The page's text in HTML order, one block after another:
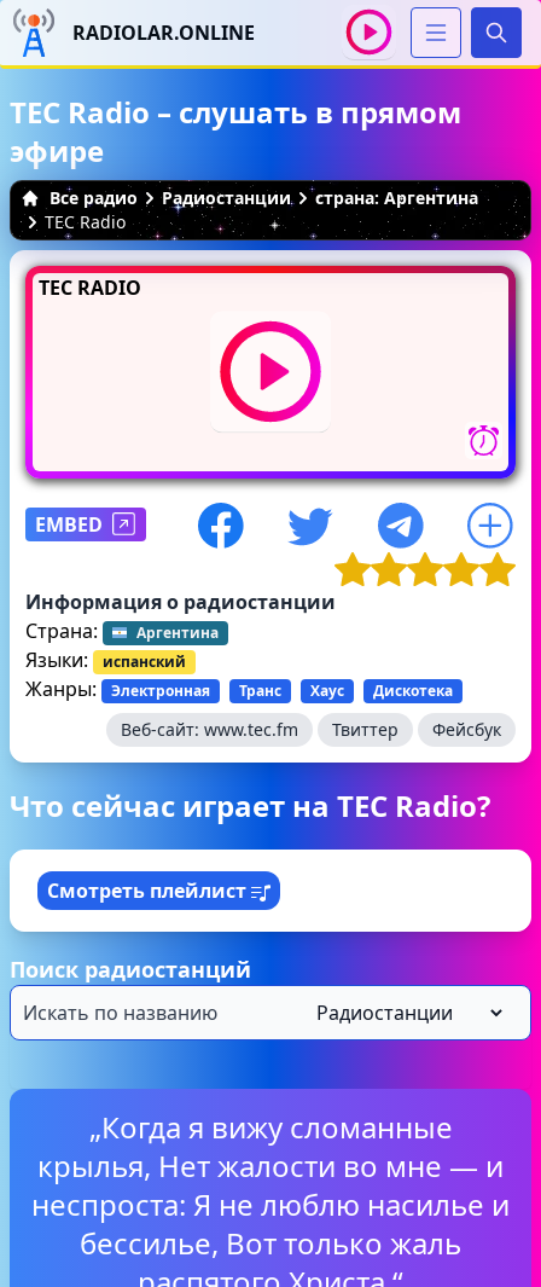
RADIOLAR.ONLINE
TEC Radio – слушать в прямом
эфире
Все радио Радиостанции
страна: Аргентина
TEC Radio
TEC RADIO
EMBED
Информация о радиостанции
Страна:
Аргентина
Языки: испанский
Жанры: Электронная Транс Хаус Дискотека
Веб-сайт: www.tec.fm Твиттер Фейсбук
Что сейчас играет на TEC Radio?
Смотреть плейлист
Поиск радиостанций
„Когда я вижу сломанные
крылья, Нет жалости во мне — и
неспроста: Я не люблю насилье и
бессилье, Вот только жаль